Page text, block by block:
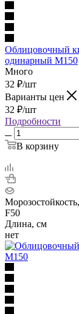
Облицовочный
одинарный М150
Много
32 ₽/шт
Варианты цен
32 ₽/шт
Подробности
В корзину
F50
Длина, см
нет